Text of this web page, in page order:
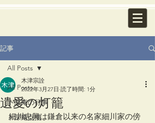
記事
All Posts
卜深庵の行事
卜深庵点描
All Posts
遺愛の灯籠
木津宗詮
2022年3月27日 読了時間: 1分
細川忠興は鎌倉以来の名家細川家の傍